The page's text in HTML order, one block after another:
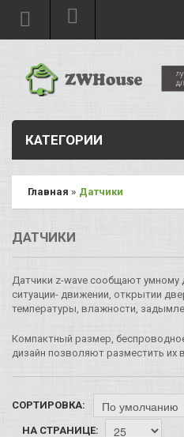
КАТЕГОРИИ
Главная » Датчики
ДАТЧИКИ
Датчики z-wave сообщают умному
ситуации- движении, открытии
температуры, влажности,
Компактный размер,
дизайн позволяют разместить их
СОРТИРОВКА:
НА СТРАНИЦЕ: